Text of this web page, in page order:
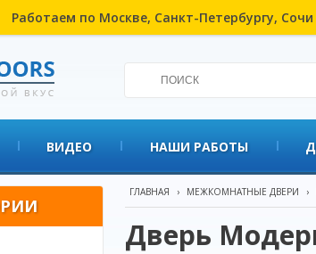
Работаем по Москве, Санкт-Петербургу,
ВИДЕО НАШИ РАБОТЫ
ГЛАВНАЯ › МЕЖКОМНАТНЫЕ ДВЕРИ ›
Дверь